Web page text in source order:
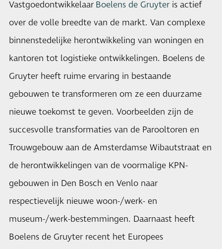
Vastgoedontwikkelaar Boelens de Gruyter is actief
over de volle breedte van de markt. Van complexe
binnenstedelijke herontwikkeling van woningen en
kantoren tot logistieke ontwikkelingen. Boelens de
Gruyter heeft ruime ervaring in bestaande
gebouwen te transformeren om ze een duurzame
nieuwe toekomst te geven. Voorbeelden zijn de
succesvolle transformaties van de Parooltoren en
Trouwgebouw aan de Amsterdamse Wibautstraat en
de herontwikkelingen van de voormalige KPN-
gebouwen in Den Bosch en Venlo naar
respectievelijk nieuwe woon-/werk- en
museum-/werk-bestemmingen. Daarnaast heeft
Boelens de Gruyter recent het Europees